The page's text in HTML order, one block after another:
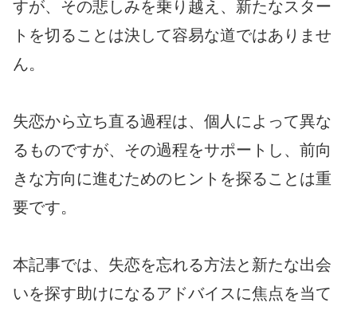
すが、その悲しみを乗り越え、新たなスター
トを切ることは決して容易な道ではありませ
ん。
失恋から立ち直る過程は、個人によって異な
るものですが、その過程をサポートし、前向
きな方向に進むためのヒントを探ることは重
要です。
本記事では、失恋を忘れる方法と新たな出会
いを探す助けになるアドバイスに焦点を当て